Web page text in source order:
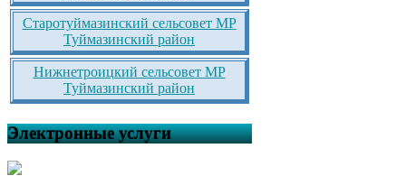
Старотуймазинский сельсовет МР
Туймазинский район
Нижнетроицкий сельсовет МР
Туймазинский район
Электронные услуги